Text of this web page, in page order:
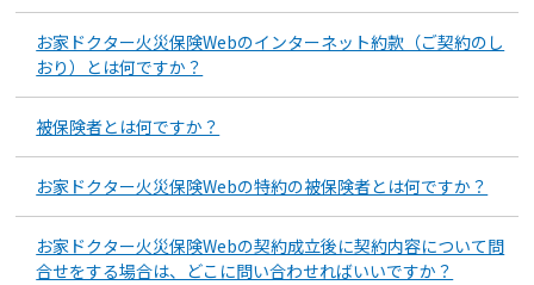
お家ドクター火災保険Webのインターネット約款（ご契約のし
おり）とは何ですか？
被保険者とは何ですか？
お家ドクター火災保険Webの特約の被保険者とは何ですか？
お家ドクター火災保険Webの契約成立後に契約内容について問
合せをする場合は、どこに問い合わせればいいですか？